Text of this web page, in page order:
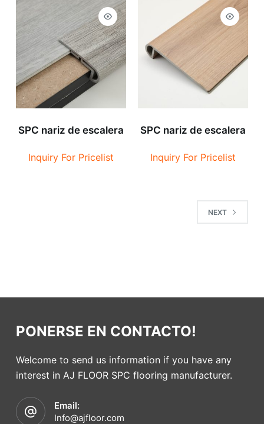
SPC nariz de escalera
Inquiry For Pricelist
SPC nariz de escalera
Inquiry For Pricelist
NEXT
PONERSE EN CONTACTO!
Welcome to send us information if you have any
interest in AJ FLOOR SPC flooring manufacturer.
Email:
Info@ajfloor.com